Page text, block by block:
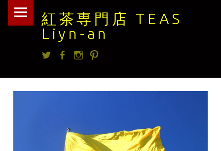
紅茶専門店 TEAS
Liyn-an
紅
Skip
Twitterfacebook
Instagram